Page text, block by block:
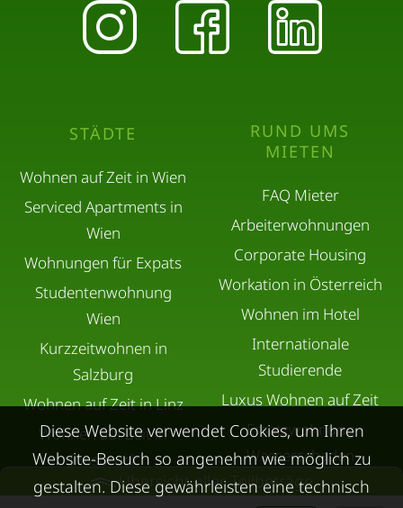
Übersicht aller Teilbeträge
STÄDTE
Wohnen auf Zeit in Wien
Serviced Apartments in
Wien
Wohnungen für Expats
Studentenwohnung
Wien
Kurzzeitwohnen in
Salzburg
Wohnen auf Zeit in Linz
Wohnen auf Zeit in
Innsbruck
Übergangswohnungen
RUND UMS
MIETEN
FAQ Mieter
Arbeiterwohnungen
Corporate Housing
Workation in Österreich
Wohnen im Hotel
Internationale
Studierende
Luxus Wohnen auf Zeit
Ersatzwohnung
Wasserschaden
Ersatzwohnung
Diese Website verwendet Cookies, um Ihren
Website-Besuch so angenehm wie möglich zu
gestalten. Diese gewährleisten eine technisch